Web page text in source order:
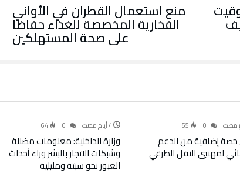
منع استعمال القطران في الأواني
الفخارية المخصصة للغذاء حفاظاً
على صحة المستهلكين
أخبار
55
حصة إضافية من الدعم
لمهنيي النقل الطرقي
سياسة
64
وزارة الداخلية: معلومات مضللة
وشبكات الاتجار بالبشر وراء أحداث
العبور نحو سبتة ومليلية